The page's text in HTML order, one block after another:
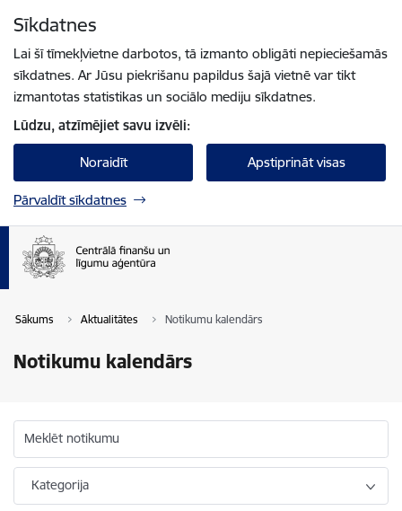
Sīkdatnes
Lai šī tīmekļvietne darbotos, tā izmanto obligāti nepieciešamās
sīkdatnes. Ar Jūsu piekrišanu papildus šajā vietnē var tikt
izmantotas statistikas un sociālo mediju sīkdatnes.
Lūdzu, atzīmējiet savu izvēli:
Noraidīt Apstiprināt visas
Pārvaldīt sīkdatnes
Sākums Aktualitātes Notikumu kalendārs
Notikumu kalendārs
Meklēt notikumu
Kategorija